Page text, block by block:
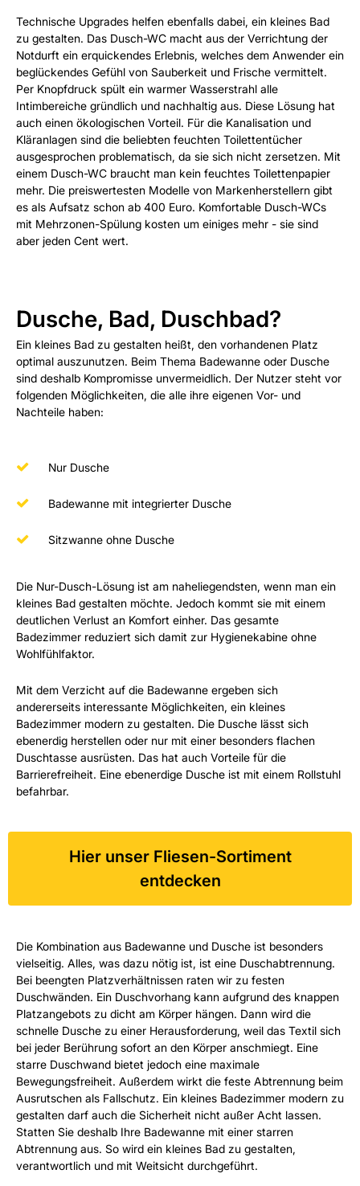
Technische Upgrades helfen ebenfalls dabei, ein kleines Bad
zu gestalten. Das Dusch-WC macht aus der Verrichtung der
Notdurft ein erquickendes Erlebnis, welches dem Anwender ein
beglückendes Gefühl von Sauberkeit und Frische vermittelt.
Per Knopfdruck spült ein warmer Wasserstrahl alle
Intimbereiche gründlich und nachhaltig aus. Diese Lösung hat
auch einen ökologischen Vorteil. Für die Kanalisation und
Kläranlagen sind die beliebten feuchten Toilettentücher
ausgesprochen problematisch, da sie sich nicht zersetzen. Mit
einem Dusch-WC braucht man kein feuchtes Toilettenpapier
mehr. Die preiswertesten Modelle von Markenherstellern gibt
es als Aufsatz schon ab 400 Euro. Komfortable Dusch-WCs
mit Mehrzonen-Spülung kosten um einiges mehr - sie sind
aber jeden Cent wert.
Dusche, Bad, Duschbad?
Ein kleines Bad zu gestalten heißt, den vorhandenen Platz
optimal auszunutzen. Beim Thema Badewanne oder Dusche
sind deshalb Kompromisse unvermeidlich. Der Nutzer steht vor
folgenden Möglichkeiten, die alle ihre eigenen Vor- und
Nachteile haben:
Nur Dusche
Badewanne mit integrierter Dusche
Sitzwanne ohne Dusche
Die Nur-Dusch-Lösung ist am naheliegendsten, wenn man ein
kleines Bad gestalten möchte. Jedoch kommt sie mit einem
deutlichen Verlust an Komfort einher. Das gesamte
Badezimmer reduziert sich damit zur Hygienekabine ohne
Wohlfühlfaktor.
Mit dem Verzicht auf die Badewanne ergeben sich
andererseits interessante Möglichkeiten, ein kleines
Badezimmer modern zu gestalten. Die Dusche lässt sich
ebenerdig herstellen oder nur mit einer besonders flachen
Duschtasse ausrüsten. Das hat auch Vorteile für die
Barrierefreiheit. Eine ebenerdige Dusche ist mit einem Rollstuhl
befahrbar.
Hier unser Fliesen-Sortiment
entdecken
Die Kombination aus Badewanne und Dusche ist besonders
vielseitig. Alles, was dazu nötig ist, ist eine Duschabtrennung.
Bei beengten Platzverhältnissen raten wir zu festen
Duschwänden. Ein Duschvorhang kann aufgrund des knappen
Platzangebots zu dicht am Körper hängen. Dann wird die
schnelle Dusche zu einer Herausforderung, weil das Textil sich
bei jeder Berührung sofort an den Körper anschmiegt. Eine
starre Duschwand bietet jedoch eine maximale
Bewegungsfreiheit. Außerdem wirkt die feste Abtrennung beim
Ausrutschen als Fallschutz. Ein kleines Badezimmer modern zu
gestalten darf auch die Sicherheit nicht außer Acht lassen.
Statten Sie deshalb Ihre Badewanne mit einer starren
Abtrennung aus. So wird ein kleines Bad zu gestalten,
verantwortlich und mit Weitsicht durchgeführt.